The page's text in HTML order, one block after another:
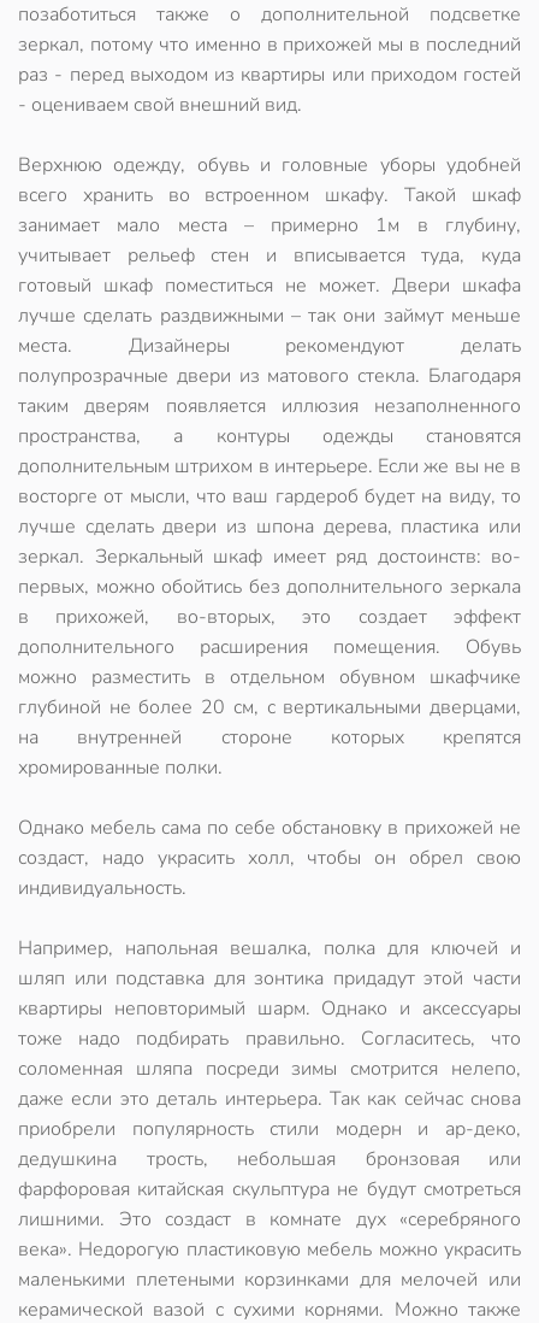
позаботиться также о дополнительной подсветке
зеркал, потому что именно в прихожей мы в последний
раз - перед выходом из квартиры или приходом гостей
- оцениваем свой внешний вид.
Верхнюю одежду, обувь и головные уборы удобней
всего хранить во встроенном шкафу. Такой шкаф
занимает мало места – примерно 1м в глубину,
учитывает рельеф стен и вписывается туда, куда
готовый шкаф поместиться не может. Двери шкафа
лучше сделать раздвижными – так они займут меньше
места. Дизайнеры рекомендуют делать
полупрозрачные двери из матового стекла. Благодаря
таким дверям появляется иллюзия незаполненного
пространства, а контуры одежды становятся
дополнительным штрихом в интерьере. Если же вы не в
восторге от мысли, что ваш гардероб будет на виду, то
лучше сделать двери из шпона дерева, пластика или
зеркал. Зеркальный шкаф имеет ряд достоинств: во-
первых, можно обойтись без дополнительного зеркала
в прихожей, во-вторых, это создает эффект
дополнительного расширения помещения. Обувь
можно разместить в отдельном обувном шкафчике
глубиной не более 20 см, с вертикальными дверцами,
на внутренней стороне которых крепятся
хромированные полки.
Однако мебель сама по себе обстановку в прихожей не
создаст, надо украсить холл, чтобы он обрел свою
индивидуальность.
Например, напольная вешалка, полка для ключей и
шляп или подставка для зонтика придадут этой части
квартиры неповторимый шарм. Однако и аксессуары
тоже надо подбирать правильно. Согласитесь, что
соломенная шляпа посреди зимы смотрится нелепо,
даже если это деталь интерьера. Так как сейчас снова
приобрели популярность стили модерн и ар-деко,
дедушкина трость, небольшая бронзовая или
фарфоровая китайская скульптура не будут смотреться
лишними. Это создаст в комнате дух «серебряного
века». Недорогую пластиковую мебель можно украсить
маленькими плетеными корзинками для мелочей или
керамической вазой с сухими корнями. Можно также